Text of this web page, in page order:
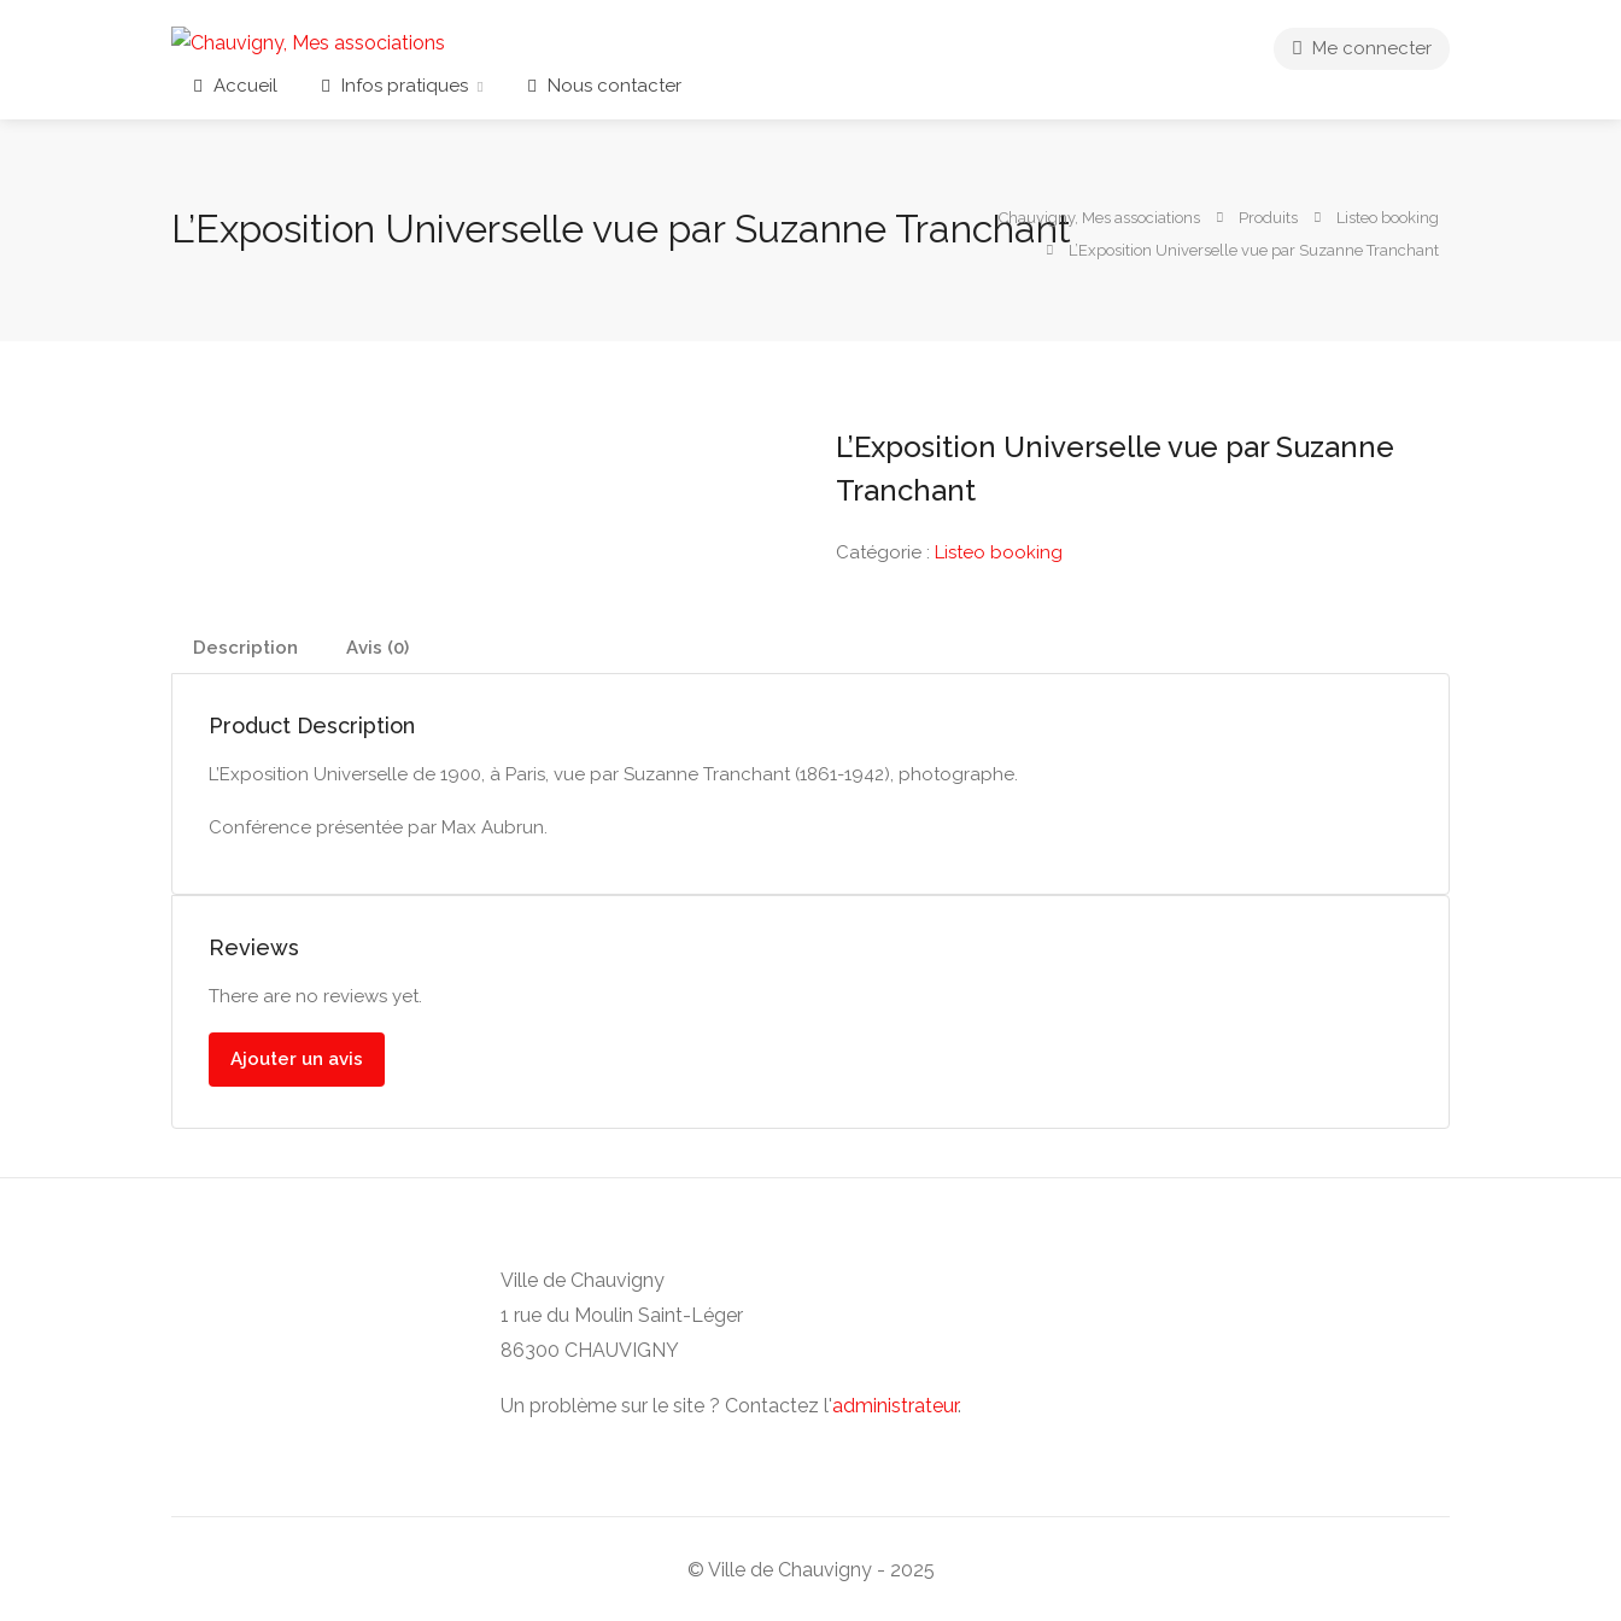
Accueil Infos pratiques Nous contacter
Me connecter
L’Exposition Universelle vue par Suzanne TranchantChauvigny, Mes associations Produits
Listeo booking
L’Exposition Universelle vue par Suzanne Tranchant
L’Exposition Universelle vue par Suzanne
Tranchant
Catégorie : Listeo booking
Description Avis (0)
Product Description
L’Exposition Universelle de 1900, à Paris, vue par Suzanne Tranchant (1861-1942), photographe.
Conférence présentée par Max Aubrun.
Reviews
There are no reviews yet.
Ajouter un avis
Ville de Chauvigny
1 rue du Moulin Saint-Léger
86300 CHAUVIGNY
Un problème sur le site ? Contactez l'administrateur.
© Ville de Chauvigny - 2025